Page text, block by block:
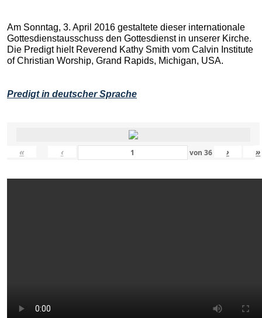
Am Sonntag, 3. April 2016 gestaltete dieser internationale
Gottesdienstausschuss den Gottesdienst in unserer Kirche.
Die Predigt hielt Reverend Kathy Smith vom Calvin Institute
of Christian Worship, Grand Rapids, Michigan, USA.
Predigt in deutscher Sprache
« ‹ von 36 › »